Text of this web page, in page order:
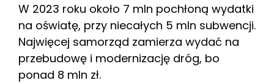
W 2023 roku około 7 mln pochłoną wydatki
na oświatę, przy niecałych 5 mln subwencji.
Najwięcej samorząd zamierza wydać na
przebudowę i modernizację dróg, bo
ponad 8 mln zł.